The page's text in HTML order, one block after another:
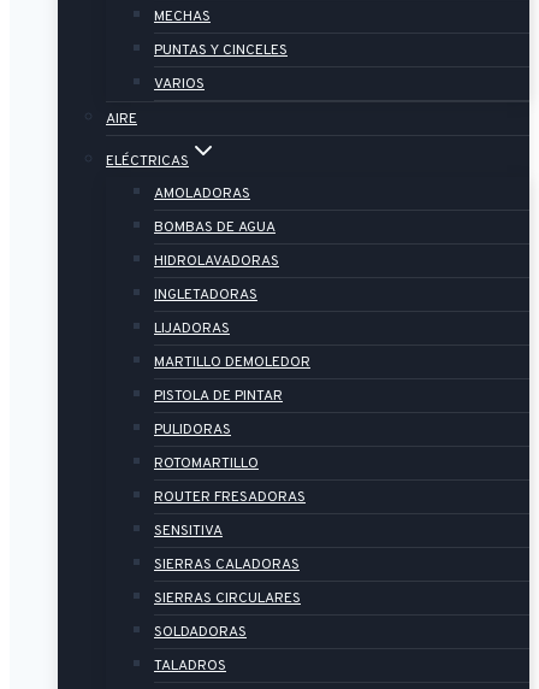
MECHAS
PUNTAS Y CINCELES
VARIOS
AIRE
ELÉCTRICAS
AMOLADORAS
BOMBAS DE AGUA
HIDROLAVADORAS
INGLETADORAS
LIJADORAS
MARTILLO DEMOLEDOR
PISTOLA DE PINTAR
PULIDORAS
ROTOMARTILLO
ROUTER FRESADORAS
SENSITIVA
SIERRAS CALADORAS
SIERRAS CIRCULARES
SOLDADORAS
TALADROS